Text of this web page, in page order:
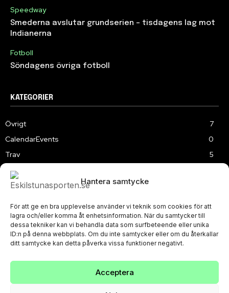
Hantera samtycke
För att ge en bra upplevelse använder vi teknik som cookies för att
lagra och/eller komma åt enhetsinformation. När du samtycker till
dessa tekniker kan vi behandla data som surfbeteende eller unika
ID:n på denna webbplats. Om du inte samtycker eller om du återkallar
ditt samtycke kan detta påverka vissa funktioner negativt.
Acceptera
Speedway
Smederna avslutar grundserien – tisdagens lag mot
Indianerna
Fotboll
Söndagens övriga fotboll
KATEGORIER
Övrigt
7
CalendarEvents
0
Trav
5
TV
Samhällsprojekt
Slalom
PRIVACY POLICY